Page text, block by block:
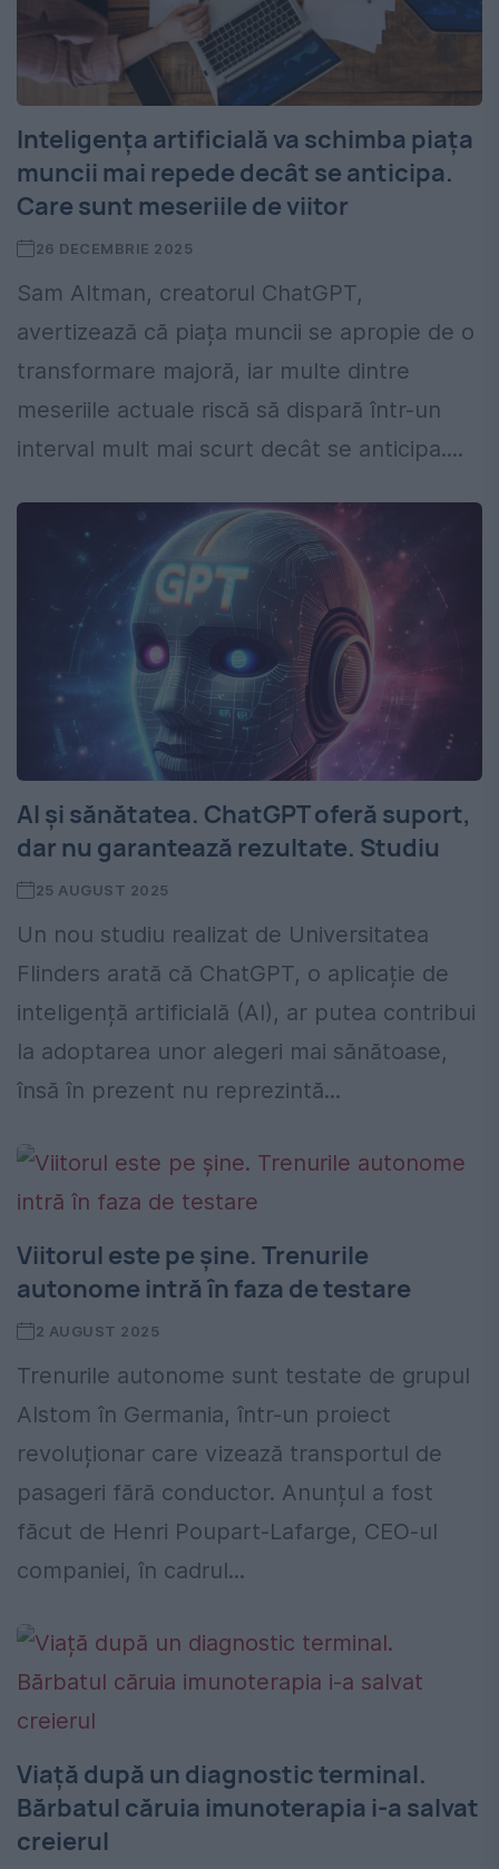
Inteligența artificială va schimba piața
muncii mai repede decât se anticipa.
Care sunt meseriile de viitor
26 DECEMBRIE 2025
Sam Altman, creatorul ChatGPT,
avertizează că piața muncii se apropie de o
transformare majoră, iar multe dintre
meseriile actuale riscă să dispară într-un
interval mult mai scurt decât se anticipa....
AI și sănătatea. ChatGPT oferă suport,
dar nu garantează rezultate. Studiu
25 AUGUST 2025
Un nou studiu realizat de Universitatea
Flinders arată că ChatGPT, o aplicație de
inteligență artificială (AI), ar putea contribui
la adoptarea unor alegeri mai sănătoase,
însă în prezent nu reprezintă...
Viitorul este pe șine. Trenurile
autonome intră în faza de testare
2 AUGUST 2025
Trenurile autonome sunt testate de grupul
Alstom în Germania, într-un proiect
revoluționar care vizează transportul de
pasageri fără conductor. Anunțul a fost
făcut de Henri Poupart-Lafarge, CEO-ul
companiei, în cadrul...
Viață după un diagnostic terminal.
Bărbatul căruia imunoterapia i-a salvat
creierul